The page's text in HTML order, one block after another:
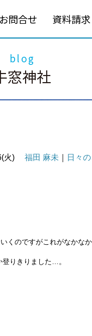
お問合せ 資料請求
blog
窓神社
火) 福田 麻未 日々
くのですがこれがなかな
りきりました…。